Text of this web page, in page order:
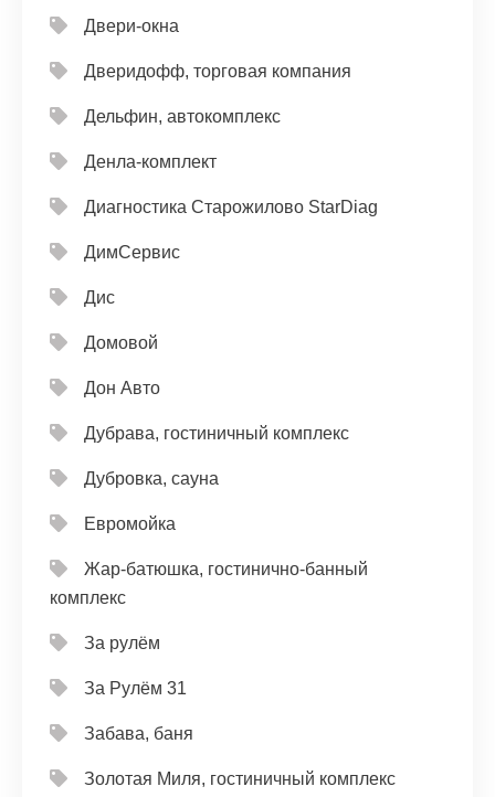
Двери-окна
Дверидофф, торговая компания
Дельфин, автокомплекс
Денла-комплект
Диагностика Старожилово StarDiag
ДимСервис
Дис
Домовой
Дон Авто
Дубрава, гостиничный комплекс
Дубровка, сауна
Евромойка
Жар-батюшка, гостинично-банный
комплекс
За рулём
За Рулём 31
Забава, баня
Золотая Миля, гостиничный комплекс